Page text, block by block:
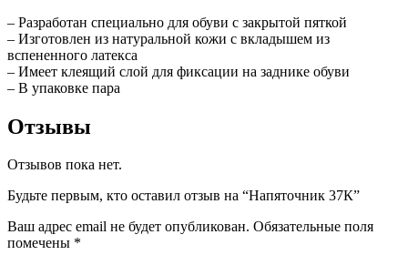
– Разработан специально для обуви с закрытой пяткой
– Изготовлен из натуральной кожи с вкладышем из
вспененного латекса
– Имеет клеящий слой для фиксации на заднике обуви
– В упаковке пара
Отзывы
Отзывов пока нет.
Будьте первым, кто оставил отзыв на “Напяточник 37К”
Ваш адрес email не будет опубликован. Обязательные поля
помечены *